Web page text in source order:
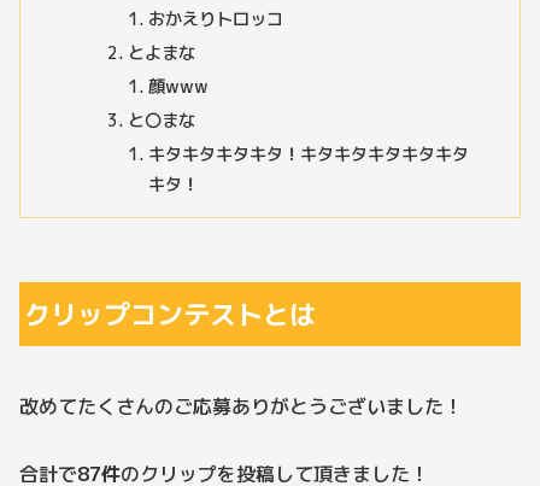
おかえりトロッコ
とよまな
顔www
と〇まな
キタキタキタキタ！キタキタキタキタキタ
キタ！
クリップコンテストとは
改めてたくさんのご応募ありがとうございました！
合計で87件のクリップを投稿して頂きました！